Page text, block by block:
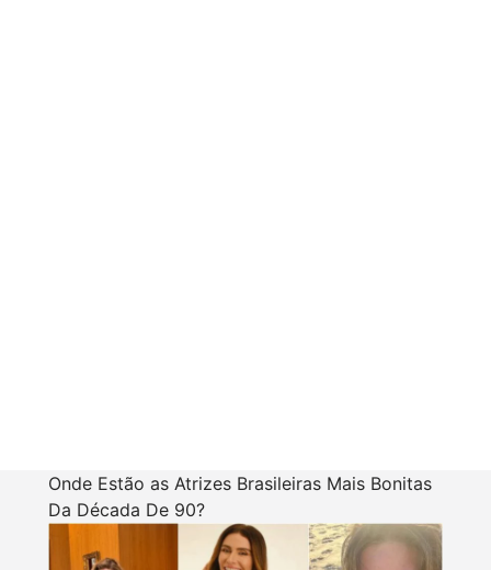
Onde Estão as Atrizes Brasileiras Mais Bonitas
Da Década De 90?